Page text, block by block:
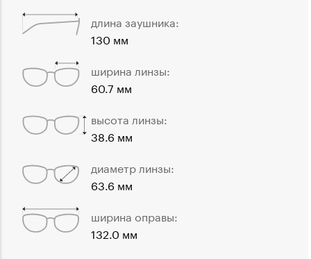
длина заушника:
130 мм
ширина линзы:
60.7 мм
высота линзы:
38.6 мм
диаметр линзы:
63.6 мм
ширина оправы:
132.0 мм